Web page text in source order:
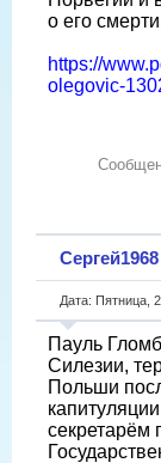
о его
https://
olegovic-
Сергей1968
Дата: Пятница,
Пауль
Силезии,
Польши
секретарём